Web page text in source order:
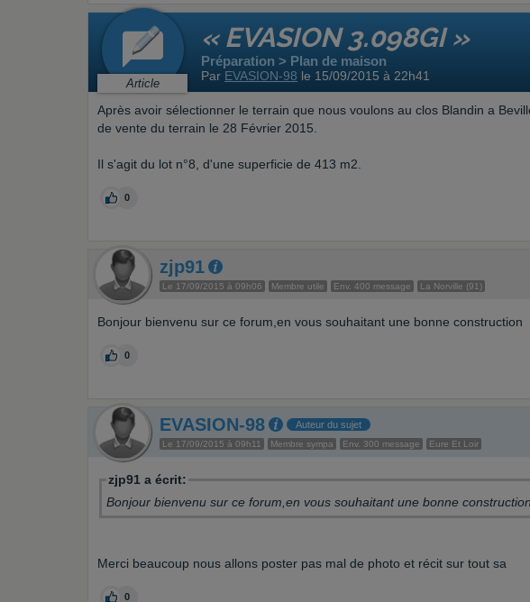
Article
« EVASION 3.098GI »
Préparation > Plan de maison
Par EVASION-98 le 15/09/2015 à 22h41
Après avoir sélectionner le terrain que nous voulons au clos Blandin a
de vente du terrain le 28 Février 2015.
Il s'agit du lot n°8, d'une superficie de 413 m2.
0
zjp91
Le 17/09/2015 à 09h06 Membre utile Env. 400 message La Norville (91)
Bonjour bienvenu sur ce forum,en vous souhaitant une bonne construction
0
EVASION-98 Auteur du sujet
Le 17/09/2015 à 09h11 Membre sympa Env. 300 message Eure Et Loir
zjp91 a écrit:
Bonjour bienvenu sur ce forum,en vous souhaitant une bonne construction
Merci beaucoup nous allons poster pas mal de photo et récit sur tout sa
0